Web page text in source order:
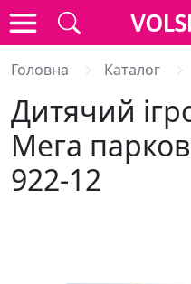
Головна Каталог
Дитячий
Мега
922-12